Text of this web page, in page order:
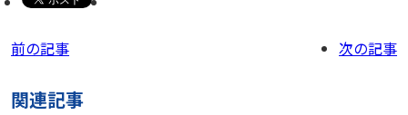
前の記事 次の記事
関連記事